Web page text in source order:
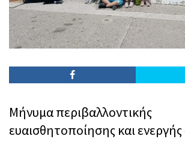
Μήνυμα περιβαλλοντικής
ευαισθητοποίησης και